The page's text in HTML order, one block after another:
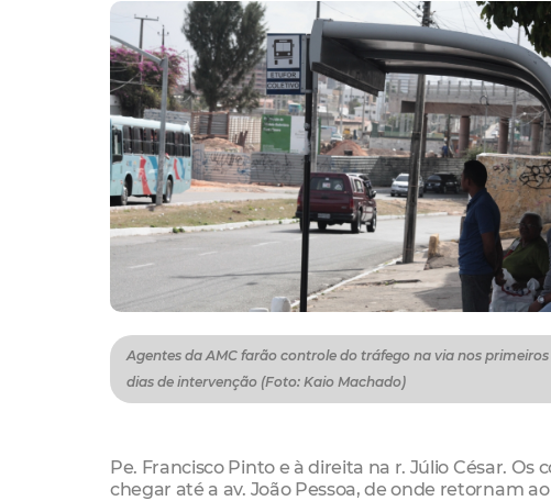
Agentes da AMC farão controle do tráfego na via nos primeiros
dias de intervenção (Foto: Kaio Machado)
Pe. Francisco Pinto e à direita na r. Júlio César.
chegar até a av. João Pessoa, de onde retornam